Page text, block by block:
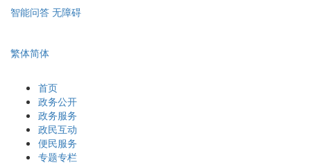
智能问答 无障碍
繁体简体
首页
政务公开
政务服务
政民互动
便民服务
专题专栏